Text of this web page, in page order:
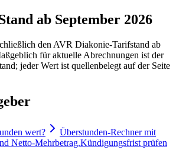
ab September 2026
den AVR Diakonie-Tarifstand ab
für aktuelle Abrechnungen ist der
jeder Wert ist quellenbelegt auf der Seite
wert?
Überstunden-Rechner mit
Netto-Mehrbetrag.Kündigungsfrist prüfen